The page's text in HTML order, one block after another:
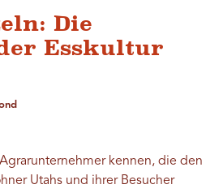
Die
Esskultur
kennen, die den
Utahs und ihrer Besucher